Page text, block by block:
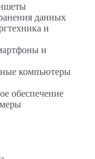
данных
и
и
компьютеры
обеспечение